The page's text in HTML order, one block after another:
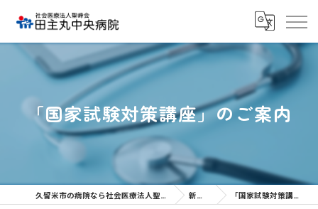
「国家試験対策講座」のご案内
新着情報 「国家試験対策講座」のご案内